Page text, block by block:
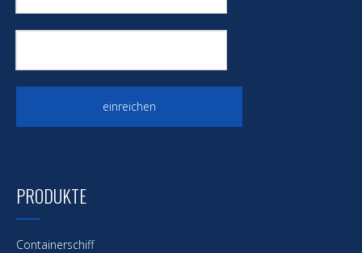
einreichen
PRODUKTE
Containerschiff